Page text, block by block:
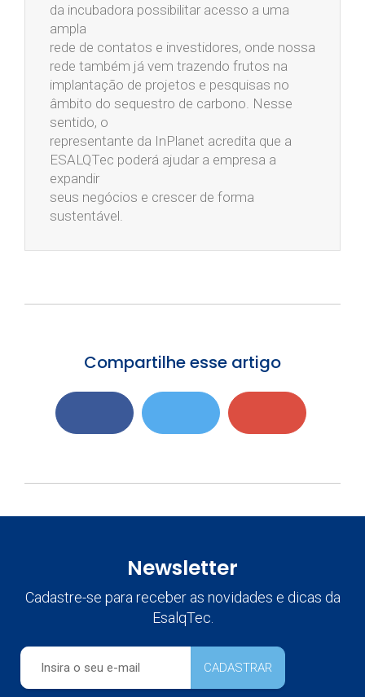
da incubadora possibilitar acesso a uma
ampla
rede de contatos e investidores, onde nossa
rede também já vem trazendo frutos na
implantação de projetos e pesquisas no
âmbito do sequestro de carbono. Nesse
sentido, o
representante da InPlanet acredita que a
ESALQTec poderá ajudar a empresa a
expandir
seus negócios e crescer de forma
sustentável.
Compartilhe esse artigo
Newsletter
Cadastre-se para receber as novidades e dicas da
EsalqTec.